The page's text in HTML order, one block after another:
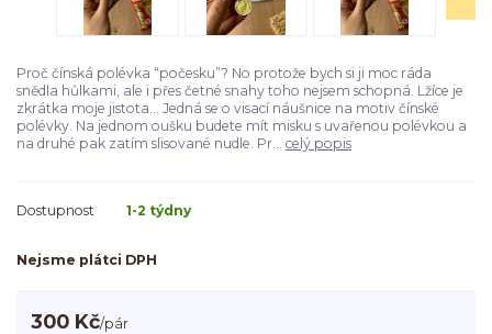
Proč čínská polévka “počesku”? No protože bych si ji moc ráda
snědla hůlkami, ale i přes četné snahy toho nejsem schopná. Lžíce je
zkrátka moje jistota... Jedná se o visací náušnice na motiv čínské
polévky. Na jednom oušku budete mít misku s uvařenou polévkou a
na druhé pak zatím slisované nudle. Pr... celý popis
Dostupnost 1-2 týdny
Nejsme plátci DPH
300 Kč/pár